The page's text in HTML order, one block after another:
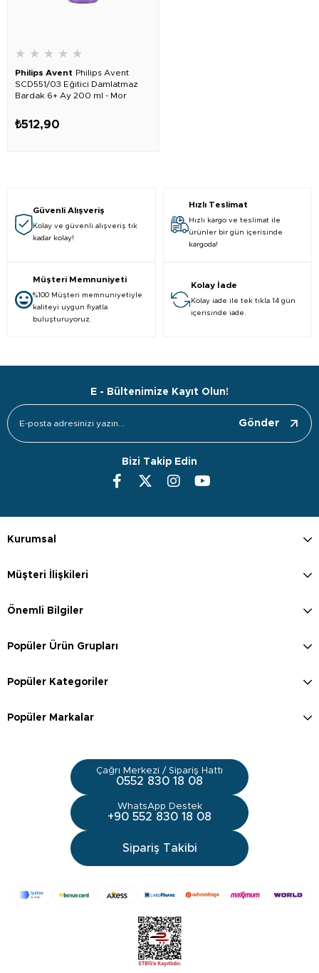
★ ★ ★ ★ ★
Philips Avent Philips Avent
SCD551/03 Eğitici Damlatmaz
Bardak 6+ Ay 200 ml - Mor
₺512,90
Güvenli Alışveriş
Kolay ve güvenli alışveriş tık
kadar kolay!
Hızlı Teslimat
Hızlı kargo ve teslimat ile
ürünler bir gün içerisinde
kargoda!
Müşteri Memnuniyeti
%100 Müşteri memnuniyetiyle
kaliteyi uygun fiyatla
buluşturuyoruz.
Kolay İade
Kolay iade ile tek tıkla 14 gün
içerisinde iade.
E - Bültenimize Kayıt Olun!
Gönder
Bizi Takip Edin
Kurumsal
Müşteri İlişkileri
Önemli Bilgiler
Popüler Ürün Grupları
Popüler Kategoriler
Popüler Markalar
Çağrı Merkezi / Sipariş Hattı
0552 830 18 08
WhatsApp Destek
+90 552 830 18 08
Sipariş Takibi